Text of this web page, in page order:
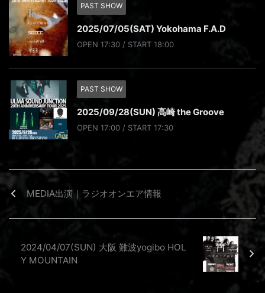
PAST SHOW
2025/07/05(SAT) Yokohama F.A.D
OPEN 17:30 / START 18:00
PAST SHOW
2025/09/28(SUN) 高崎 the Groove
OPEN 17:00 / START 17:30
MEDIA出演｜ラジオオンエア情報
2024/04/07(SUN) 大阪 難波yogibo HOL
Y MOUNTAIN